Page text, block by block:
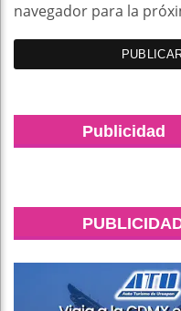
navegador para la
Publicidad